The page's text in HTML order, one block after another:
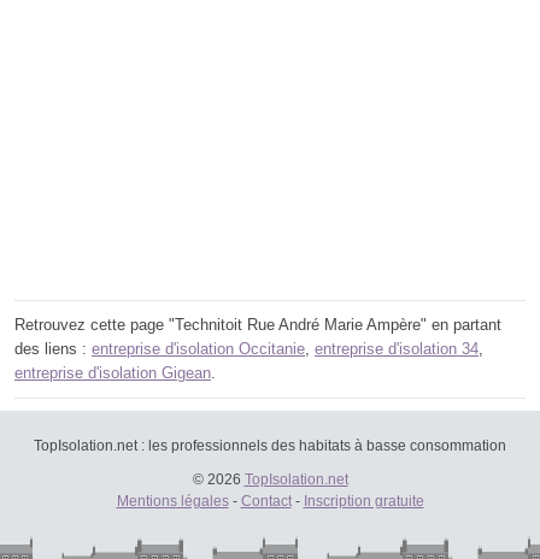
Retrouvez cette page "Technitoit Rue André Marie Ampère" en partant
des liens : entreprise d'isolation Occitanie entreprise d'isolation 34
entreprise d'isolation Gigean
TopIsolation.net : les professionnels des habitats à basse consommation
© 2026 TopIsolation.net
Mentions légales- Contact- Inscription gratuite